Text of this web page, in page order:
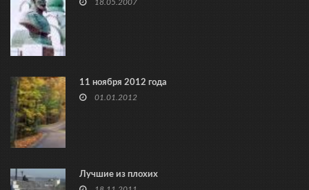
18.05.2007
11 ноября 2012 года
01.01.2012
Лучшие из плохих